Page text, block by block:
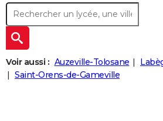
Aménagement intérieur
Cuisine
Jardinage
+ WEEK-END
Guides de France
Escapades
Patrimoine
Expositions
Musées
Week-end nature
+
LIFESTYLE
SANTE
Alimentation
Guide de la santé
Maladies
Médicaments
Sommeil
Voir aussi : Auzeville-Tolosane
Saint-Orens-de-Gameville